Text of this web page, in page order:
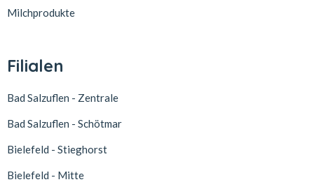
Milchprodukte
Filialen
Bad Salzuflen - Zentrale
Bad Salzuflen - Schötmar
Bielefeld - Stieghorst
Bielefeld - Mitte